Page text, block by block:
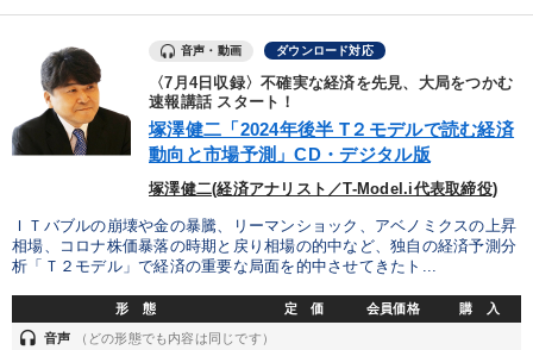
音声・動画 ダウンロード対応
〈7月4日収録〉不確実な経済を先見、大局をつかむ
速報講話 スタート！
塚澤健二「2024年後半 T２モデルで読む経済
動向と市場予測」CD・デジタル版
塚澤健二(経済アナリスト／T-Model.i代表取締役)
ＩＴバブルの崩壊や金の暴騰、リーマンショック、アベノミクスの上昇
相場、コロナ株価暴落の時期と戻り相場の的中など、独自の経済予測分
析「Ｔ２モデル」で経済の重要な局面を的中させてきたト...
形 態 定 価 会員価格 購 入
headset 音声 （どの形態でも内容は同じです）